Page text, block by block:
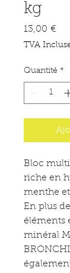
kg
13,00 €Prix
TVA
Quantité *
Bloc
riche en
menthe
En plus
éléments
minéral